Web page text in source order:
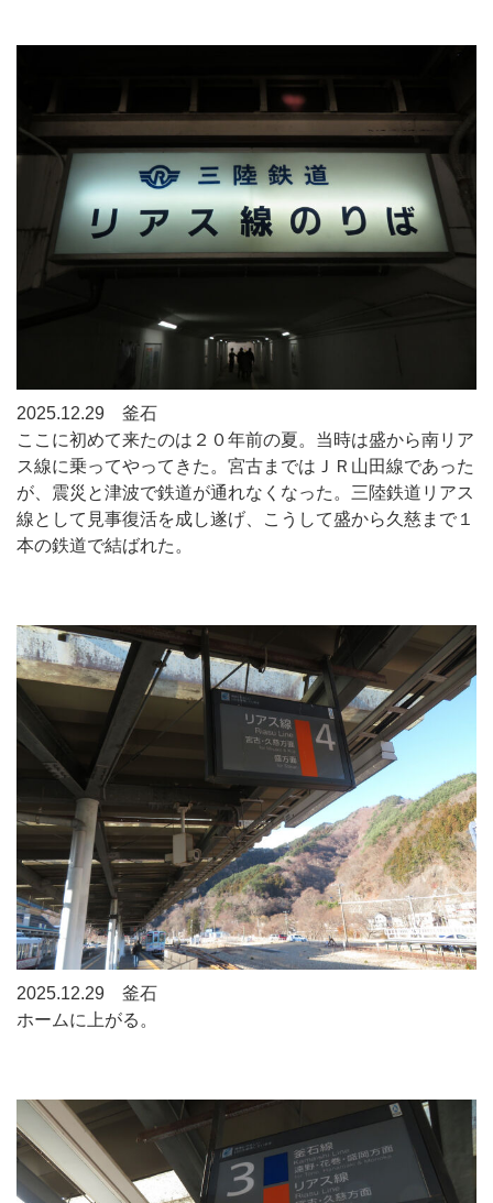
2025.12.29 釜石
ここに初めて来たのは２０年前の夏。当時は盛から南リア
ス線に乗ってやってきた。宮古まではＪＲ山田線であった
が、震災と津波で鉄道が通れなくなった。三陸鉄道リアス
線として見事復活を成し遂げ、こうして盛から久慈まで１
本の鉄道で結ばれた。
2025.12.29 釜石
ホームに上がる。